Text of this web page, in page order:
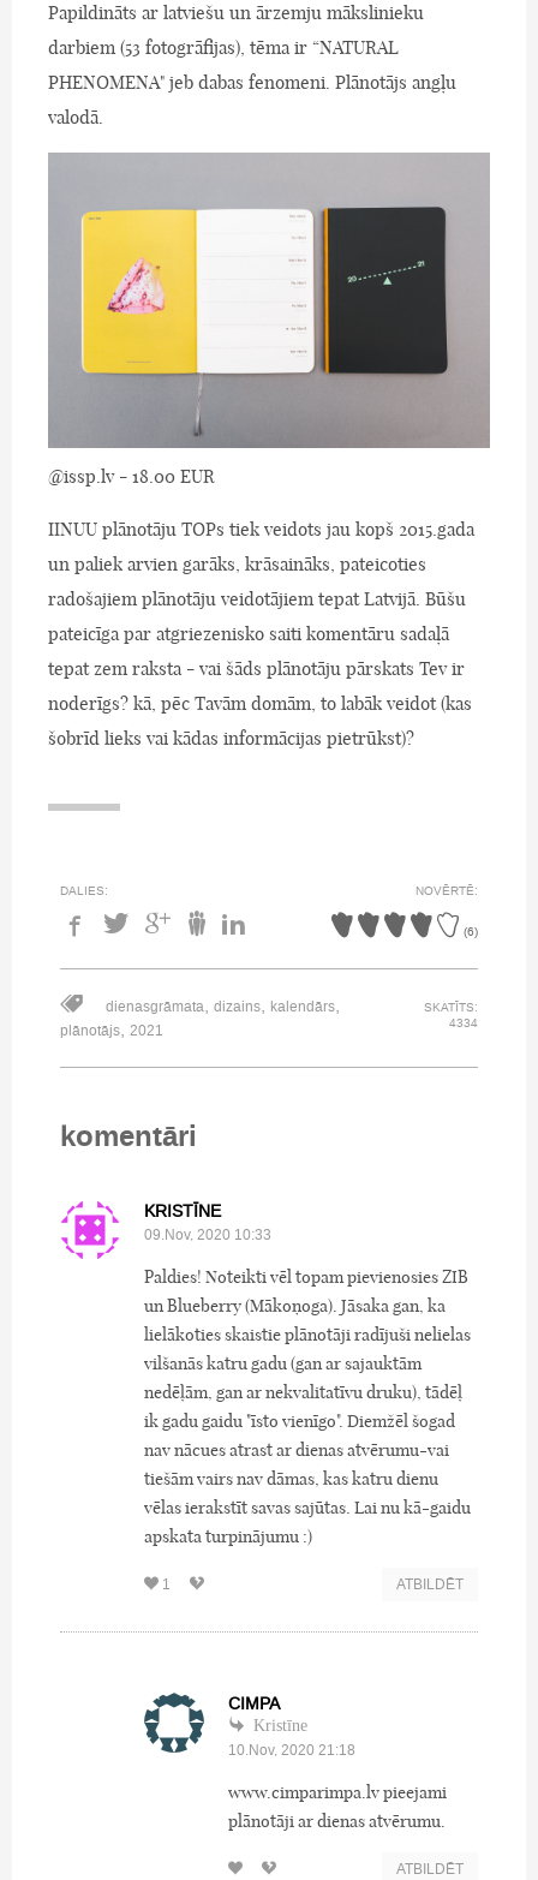
Papildināts ar latviešu un ārzemju mākslinieku
darbiem (53 fotogrāfijas), tēma ir “NATURAL
PHENOMENA" jeb dabas fenomeni. Plānotājs angļu
valodā.
@issp.lv - 18.00 EUR
IINUU plānotāju TOPs tiek veidots jau kopš 2015.gada
un paliek arvien garāks, krāsaināks, pateicoties
radošajiem plānotāju veidotājiem tepat Latvijā. Būšu
pateicīga par atgriezenisko saiti komentāru sadaļā
tepat zem raksta - vai šāds plānotāju pārskats Tev ir
noderīgs? kā, pēc Tavām domām, to labāk veidot (kas
šobrīd lieks vai kādas informācijas pietrūkst)?
DALIES: NOVĒRTĒ:
(6)
dienasgrāmata, dizains, kalendārs,
plānotājs, 2021
SKATĪTS:
4334
komentāri
KRISTĪNE
09.Nov, 2020 10:33
Paldies! Noteikti vēl topam pievienosies ZIB
un Blueberry (Mākoņoga). Jāsaka gan, ka
lielākoties skaistie plānotāji radījuši nelielas
vilšanās katru gadu (gan ar sajauktām
nedēļām, gan ar nekvalitatīvu druku), tādēļ
ik gadu gaidu "īsto vienīgo". Diemžēl šogad
nav nācues atrast ar dienas atvērumu-vai
tiešām vairs nav dāmas, kas katru dienu
vēlas ierakstīt savas sajūtas. Lai nu kā-gaidu
apskata turpinājumu :)
1 ATBILDĒT
CIMPA
Kristīne
10.Nov, 2020 21:18
www.cimparimpa.lv pieejami
plānotāji ar dienas atvērumu.
ATBILDĒT